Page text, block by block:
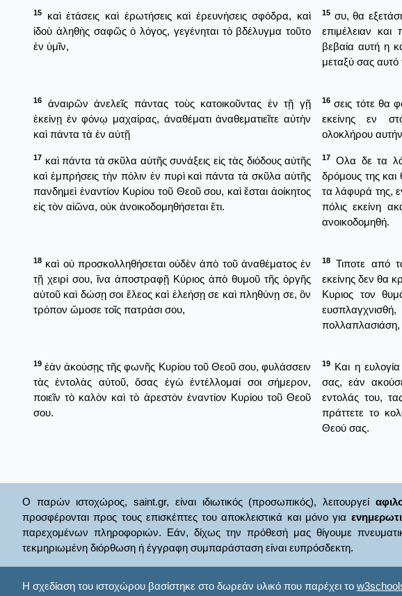
15
καὶ ἐτάσεις καὶ ἐρωτήσεις καὶ ἐρευνήσεις σφόδρα, καὶ
ἰδοὺ ἀληθὴς σαφῶς ὁ λόγος, γεγένηται τὸ βδέλυγμα τοῦτο
ἐν ὑμῖν,
15 συ, θα
επιμέλειαν
βεβαία αυτή η
μεταξύ σας
16
ἀναιρῶν ἀνελεῖς πάντας τοὺς κατοικοῦντας ἐν τῇ γῇ
ἐκείνῃ ἐν φόνῳ μαχαίρας, ἀναθέματι ἀναθεματιεῖτε αὐτὴν
καὶ πάντα τὰ ἐν αὐτῇ
16 σεις τότε θα
εκείνης εν
ολοκλήρου
17 καὶ πάντα τὰ σκῦλα αὐτῆς συνάξεις εἰς τὰς διόδους αὐτῆς
καὶ ἐμπρήσεις τὴν πόλιν ἐν πυρὶ καὶ πάντα τὰ σκῦλα αὐτῆς
πανδημεὶ ἐναντίον Κυρίου τοῦ Θεοῦ σου, καὶ ἔσται ἀοίκητος
εἰς τὸν αἰῶνα, οὐκ ἀνοικοδομηθήσεται ἔτι.
17
Ολα δε τα
δρόμους της
τα λάφυρά της,
πόλις εκείνη
ανοικοδομηθή.
18 καὶ οὐ προσκολληθήσεται οὐδὲν ἀπὸ τοῦ ἀναθέματος ἐν
τῇ χειρί σου, ἵνα ἀποστραφῇ Κύριος ἀπὸ θυμοῦ τῆς ὀργῆς
αὐτοῦ καὶ δώσῃ σοι ἔλεος καὶ ἐλεήσῃ σε καὶ πληθύνῃ σε, ὃν
τρόπον ὤμοσε τοῖς πατράσι σου,
18
Τιποτε από
εκείνης δεν θα
Κυριος τον
19 ἐὰν ἀκούσῃς τῆς φωνῆς Κυρίου τοῦ Θεοῦ σου, φυλάσσειν
τὰς ἐντολὰς αὐτοῦ, ὅσας ἐγὼ ἐντέλλομαί σοι σήμερον,
ποιεῖν τὸ καλὸν καὶ τὸ ἀρεστὸν ἐναντίον Κυρίου τοῦ Θεοῦ
σου.
19 Και η
σας, εάν
εντολάς του,
πράττετε το
Θεού σας.
Ο παρών ιστοχώρος, saint.gr, είναι ιδιωτικός (προσωπικός), λειτουργεί
προσφέρονται προς τους επισκέπτες του αποκλειστικά και μόνο για
παρεχομένων πληροφοριών. Εάν, δίχως την πρόθεσή μας θίγουμε
τεκμηριωμένη διόρθωση ή έγγραφη συμπαράσταση είναι ευπρόσδεκτη.
Η σχεδίαση του ιστοχώρου βασίστηκε στο δωρεάν υλικό που παρέχει το